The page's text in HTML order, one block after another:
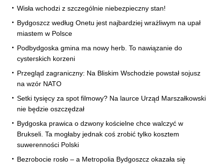
Wisła wchodzi z szczególnie niebezpieczny stan!
Bydgoszcz według Onetu jest najbardziej wrażliwym na upał
miastem w Polsce
Podbydgoska gmina ma nowy herb. To nawiązanie do
cysterskich korzeni
Przegląd zagraniczny: Na Bliskim Wschodzie powstał sojusz
na wzór NATO
Setki tysięcy za spot filmowy? Na laurce Urząd Marszałkowski
nie będzie oszczędzał
Bydgoska prawica o dzwony kościelne chce walczyć w
Brukseli. Ta mogłaby jednak coś zrobić tylko kosztem
suwerenności Polski
Bezrobocie rosło – a Metropolia Bydgoszcz okazała się